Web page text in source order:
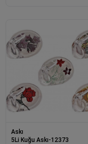
Askı
5Li Kuğu Askı-12373